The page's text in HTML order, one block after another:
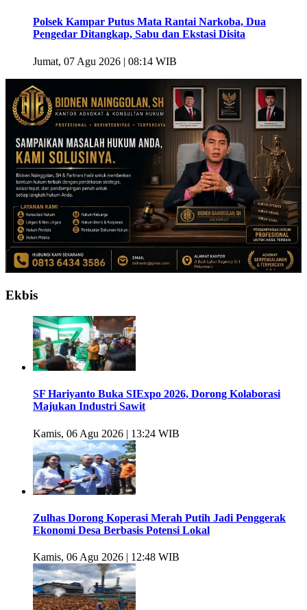
Polsek Kampar Putus Mata Rantai Narkoba, Dua
Pengedar Ditangkap, Sabu dan Ekstasi Disita
Jumat, 07 Agu 2026 | 08:14 WIB
Ekbis
SF Hariyanto Buka SIExpo 2026, Dorong Kolaborasi
Majukan Industri Sawit
Kamis, 06 Agu 2026 | 13:24 WIB
Zulhas Dorong Koperasi Merah Putih Jadi Penggerak
Ekonomi Desa Berbasis Potensi Lokal
Kamis, 06 Agu 2026 | 12:48 WIB